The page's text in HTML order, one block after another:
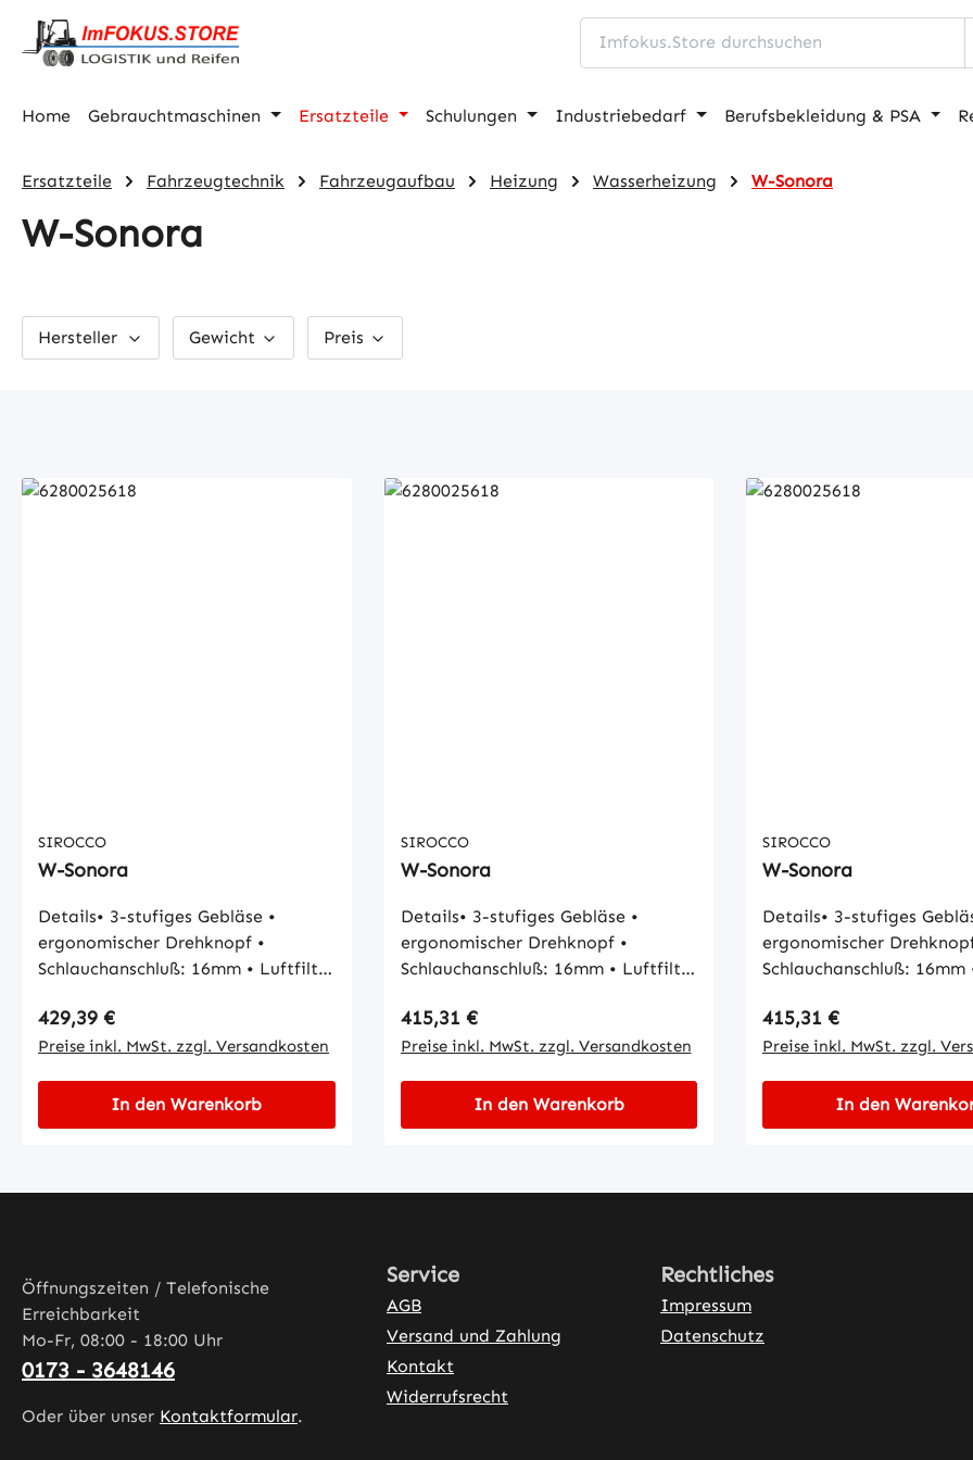
Hauptinhalt springen
Zur Suche springen
Zur Hauptnavigation springen
Home Gebrauchtmaschinen Ersatzteile Schulungen Industriebedarf Berufsbekleidung & PSA
Ersatzteile Fahrzeugtechnik Fahrzeugaufbau Heizung Wasserheizung W-Sonora
W-Sonora
Hersteller Gewicht Preis
SIROCCO
W-Sonora
Details• 3-stufiges Gebläse •
ergonomischer Drehknopf •
Schlauchanschluß: 16mm • Luftfilter
Luftdüsen (4 rund + 1 rechteckig) •
inklusive Stecker
Regulärer Preis:
429,39 €
Preise inkl. MwSt. zzgl. Versandkosten
In den Warenkorb
SIROCCO
W-Sonora
Details• 3-stufiges Gebläse •
ergonomischer Drehknopf •
Schlauchanschluß: 16mm • Luftfilter
Luftdüsen (4 rund + 1 rechteckig) •
inklusive Stecker
Regulärer Preis:
415,31 €
Preise inkl. MwSt. zzgl. Versandkosten
In den Warenkorb
SIROCCO
W-Sonora
Details• 3-stufiges
ergonomischer Drehknopf
Schlauchanschluß: 16mm • Luftfilter
Luftdüsen (4 rund + 1
inklusive Stecker
Regulärer Preis:
415,31 €
Preise inkl. MwSt. zzgl.
In den
Öffnungszeiten / Telefonische
Erreichbarkeit
Mo-Fr, 08:00 - 18:00 Uhr
0173 - 3648146
Oder über unser Kontaktformular.
Service
AGB
Versand und Zahlung
Kontakt
Widerrufsrecht
Rechtliches
Impressum
Datenschutz